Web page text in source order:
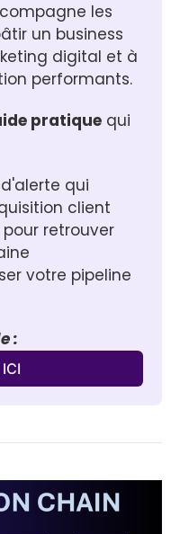
les
un business
digital et à
performants.
pratique qui
qui
client
retrouver
votre pipeline
: